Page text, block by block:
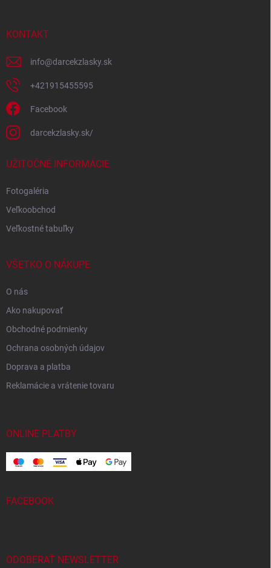
KONTAKT
info@darcekzlasky.sk
+421915455595
Facebook
darcekzlasky.sk/
UŽITOČNÉ INFORMÁCIE
Fotogaléria
Veľkoobchod
Veľkostné tabuľky
VŠETKO O NÁKUPE
O nás
Ako nakupovať
Obchodné podmienky
Ochrana osobných údajov
Doprava a platba
Reklamácie a vrátenie tovaru
ONLINE PLATBY
FACEBOOK
ODOBERAŤ NEWSLETTER